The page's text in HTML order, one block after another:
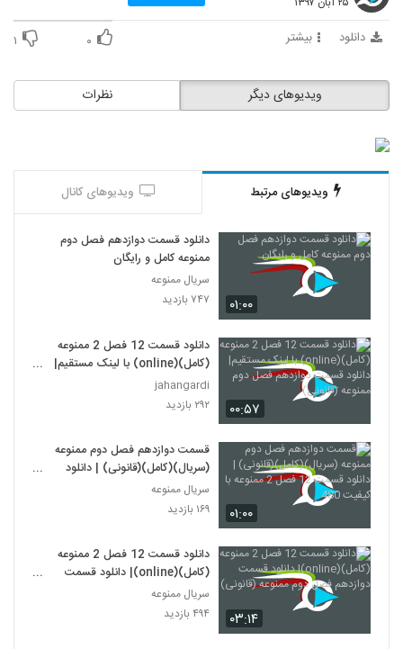
دانلود بیشتر ۰ ۱
نظرات ویدیوهای دیگر
ویدیوهای مرتبط ویدیوهای کانال
۰۱:۰۰
دانلود قسمت دوازدهم فصل دوم
ممنوعه کامل و رایگان
سریال ممنوعه
۷۴۷ بازدید
۰۰:۵۷
دانلود قسمت 12 فصل 2 ممنوعه
(کامل)(online) با لینک مستقیم|
دانلود قسمت دوازدهم فصل دوم
ممنوعه (قانونی)
jahangardi
۲۹۲ بازدید
۰۱:۰۰
قسمت دوازدهم فصل دوم ممنوعه
(سریال)(کامل)(قانونی) | دانلود
480
سریال ممنوعه
۱۶۹ بازدید
۰۳:۱۴
دانلود قسمت 12 فصل 2 ممنوعه
(کامل)(online)| دانلود قسمت
دوازدهم فصل دوم ممنوعه (قانونی)
سریال ممنوعه
۴۹۴ بازدید